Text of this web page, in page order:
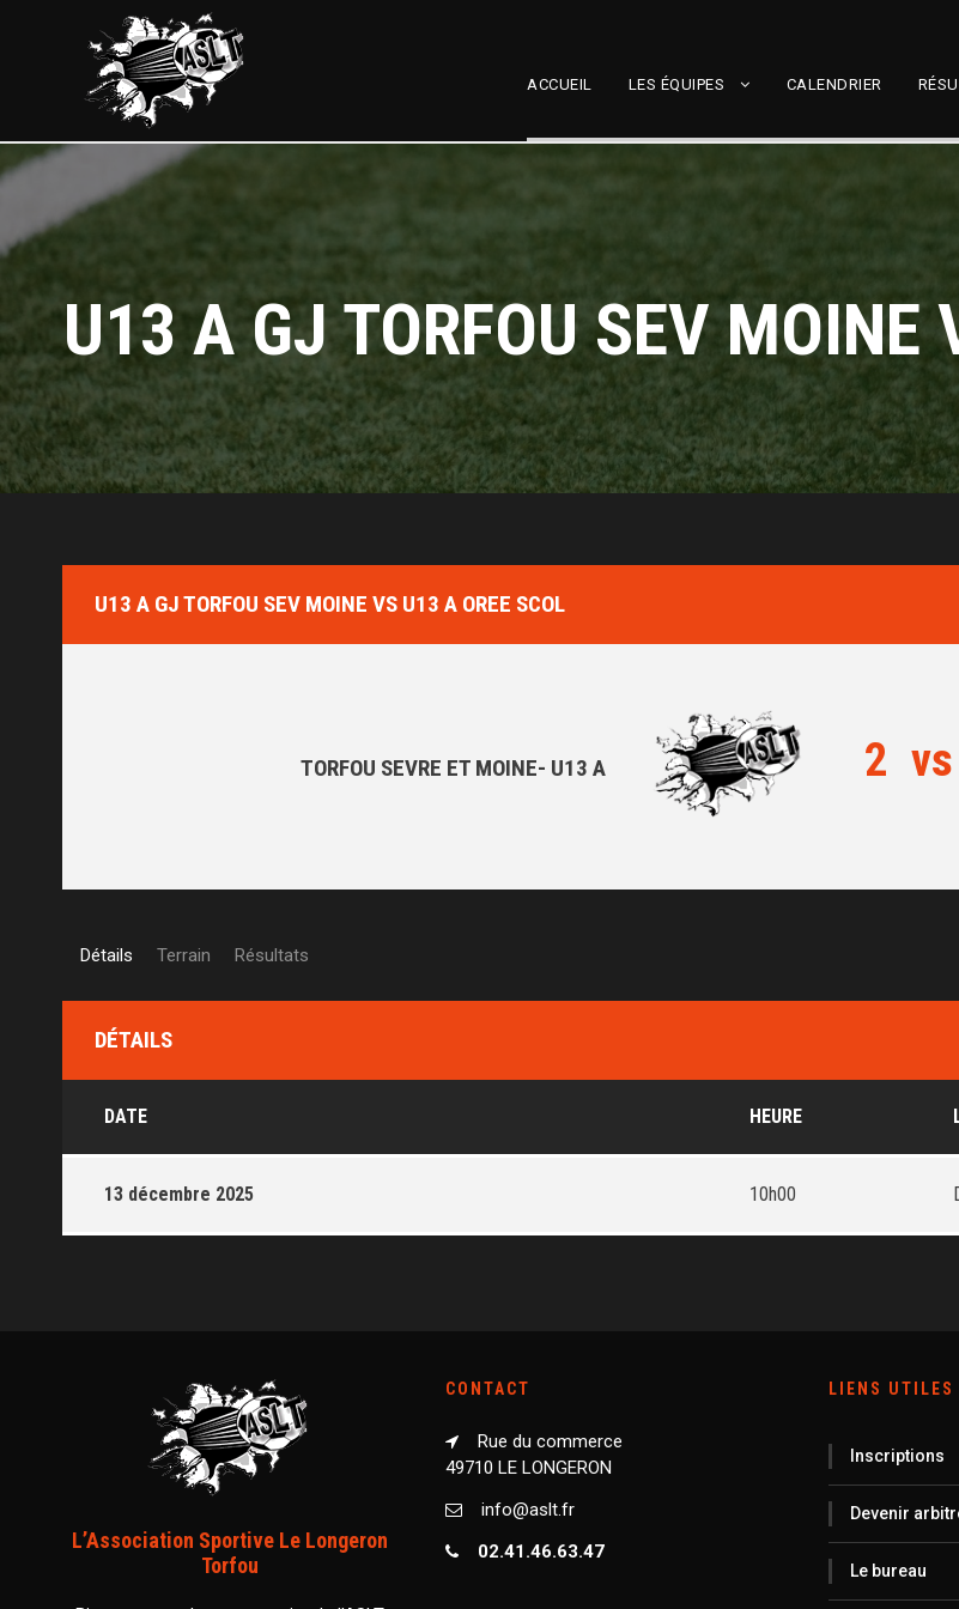
ACCUEIL LES ÉQUIPES CALENDRIER
U13 A GJ TORFOU SEV MOINE
U13 A GJ TORFOU SEV MOINE VS U13 A OREE SCOL
TORFOU SEVRE ET MOINE- U13 A 2 vs
Détails Terrain Résultats
DÉTAILS
DATE HEURE
13 décembre 2025 10h00
L’Association Sportive Le Longeron
Torfou
CONTACT
Rue du commerce
49710 LE LONGERON
info@aslt.fr
02.41.46.63.47
LIENS UTILES
Inscriptions
Devenir
Le bureau